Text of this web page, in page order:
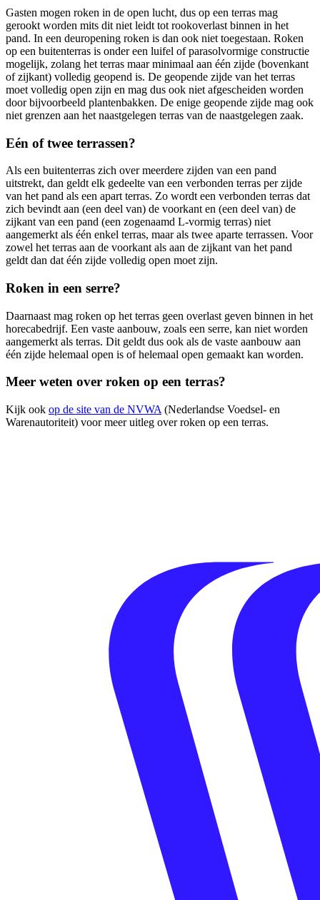
Gasten mogen roken in de open lucht, dus op een terras mag
gerookt worden mits dit niet leidt tot rookoverlast binnen in het
pand. In een deuropening roken is dan ook niet toegestaan. Roken
op een buitenterras is onder een luifel of parasolvormige constructie
mogelijk, zolang het terras maar minimaal aan één zijde (bovenkant
of zijkant) volledig geopend is. De geopende zijde van het terras
moet volledig open zijn en mag dus ook niet afgescheiden worden
door bijvoorbeeld plantenbakken. De enige geopende zijde mag ook
niet grenzen aan het naastgelegen terras van de naastgelegen zaak.
Eén of twee terrassen?
Als een buitenterras zich over meerdere zijden van een pand
uitstrekt, dan geldt elk gedeelte van een verbonden terras per zijde
van het pand als een apart terras. Zo wordt een verbonden terras dat
zich bevindt aan (een deel van) de voorkant en (een deel van) de
zijkant van een pand (een zogenaamd L-vormig terras) niet
aangemerkt als één enkel terras, maar als twee aparte terrassen. Voor
zowel het terras aan de voorkant als aan de zijkant van het pand
geldt dan dat één zijde volledig open moet zijn.
Roken in een serre?
Daarnaast mag roken op het terras geen overlast geven binnen in het
horecabedrijf. Een vaste aanbouw, zoals een serre, kan niet worden
aangemerkt als terras. Dit geldt dus ook als de vaste aanbouw aan
één zijde helemaal open is of helemaal open gemaakt kan worden.
Meer weten over roken op een terras?
Kijk ook op de site van de NVWA (Nederlandse Voedsel- en
Warenautoriteit) voor meer uitleg over roken op een terras.